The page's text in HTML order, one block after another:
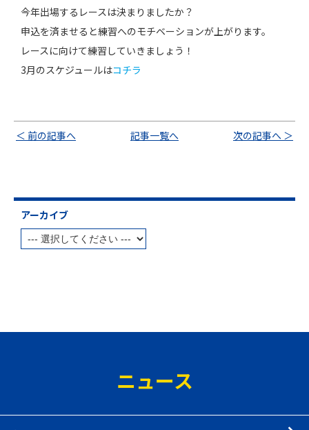
今年出場するレースは決まりましたか？
申込を済ませると練習へのモチベーションが上がります。
レースに向けて練習していきましょう！
3月のスケジュールはコチラ
＜ 前の記事へ 記事一覧へ 次の記事へ ＞
アーカイブ
ニュース